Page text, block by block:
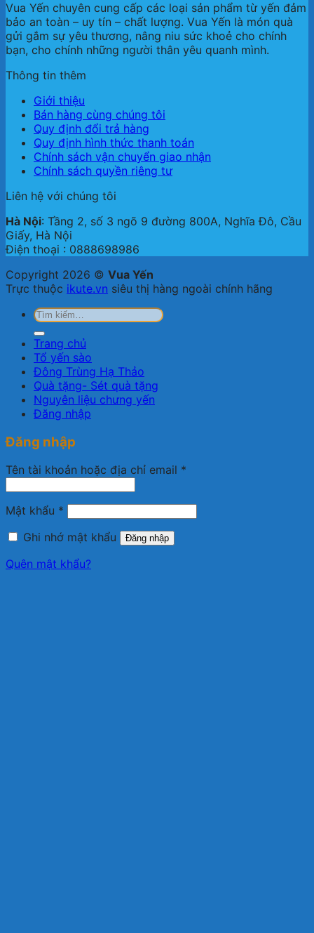
Vua Yến chuyên cung cấp các loại sản phẩm từ yến đảm
bảo an toàn – uy tín – chất lượng. Vua Yến là món quà
gửi gắm sự yêu thương, nâng niu sức khoẻ cho chính
bạn, cho chính những người thân yêu quanh mình.
Thông tin thêm
Giới thiệu
Bán hàng cùng chúng tôi
Quy định đổi trả hàng
Quy định hình thức thanh toán
Chính sách vận chuyển giao nhận
Chính sách quyền riêng tư
Liên hệ với chúng tôi
Hà Nội: Tầng 2, số 3 ngõ 9 đường 800A, Nghĩa Đô, Cầu
Giấy, Hà Nội
Điện thoại : 0888698986
Copyright 2026 © Vua Yến
Trực thuộc ikute.vn siêu thị hàng ngoài chính hãng
Tìm
Trang chủ
Tổ yến sào
Đông Trùng Hạ Thảo
Quà tặng- Sét quà tặng
Nguyên liệu chưng yến
Đăng nhập
Đăng nhập
Tên tài khoản hoặc địa chỉ email *
Mật khẩu *
Ghi nhớ mật khẩu
Đăng nhập
Quên mật khẩu?